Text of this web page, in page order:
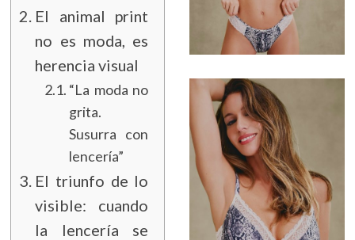
El animal print
no es moda, es
herencia visual
“La moda no
grita.
Susurra con
lencería”
El triunfo de lo
visible: cuando
la lencería se